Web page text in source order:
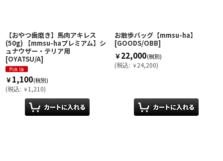
【おやつ歯磨き】馬肉アキレス
(50g) 【mmsu-haプレミアム】シ
ュナウザー・テリア用
[OYATSU/A]
￥1,100(税別)
(税込: ￥1,210)
お散歩バッグ【mmsu-ha】
[GOODS/OBB]
￥22,000(税別)
(税込: ￥24,200)